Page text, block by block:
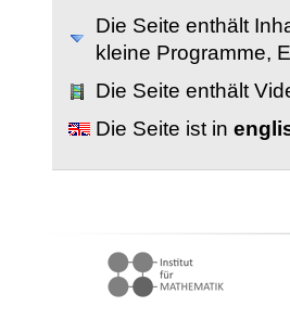
Die Seite enthält
kleine Programme,
Die Seite enthält
Die Seite ist in